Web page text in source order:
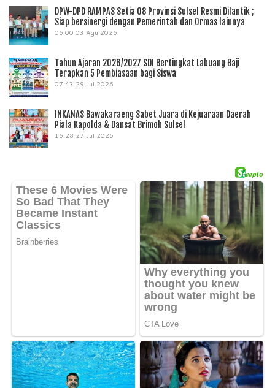
DPW-DPD RAMPAS Setia 08 Provinsi Sulsel Resmi Dilantik ;
Siap bersinergi dengan Pemerintah dan Ormas lainnya
06:00 03 Agu 2026
Tahun Ajaran 2026/2027 SDI Bertingkat Labuang Baji
Terapkan 5 Pembiasaan bagi Siswa
07:43 29 Jul 2026
INKANAS Bawakaraeng Sabet Juara di Kejuaraan Daerah
Piala Kapolda & Dansat Brimob Sulsel
16:28 27 Jul 2026